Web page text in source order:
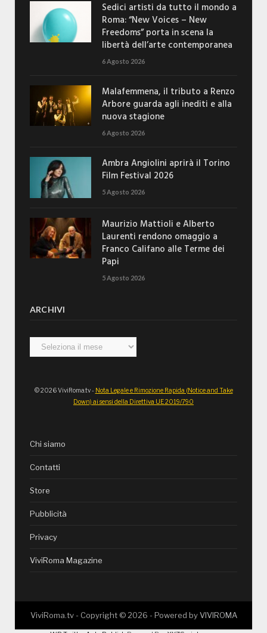
Sedici artisti da tutto il mondo a
Roma: “New Voices – New
Freedoms” porta in scena la
libertà dell’arte contemporanea
6 Agosto 2026
Malafemmena, il tributo a Renzo
Arbore guarda agli inediti e alla
nuova stagione
6 Agosto 2026
Ambra Angiolini aprirà il Torino
Film Festival 2026
5 Agosto 2026
Maurizio Mattioli e Alberto
Laurenti rendono omaggio a
Franco Califano alle Terme dei
Papi
5 Agosto 2026
ARCHIVI
Archivi
© 2026 ViviRoma.tv - Nota Legale e Rimozione Rapida (Notice and Take
Down) ai sensi della Direttiva UE 2019/790
Chi siamo
Contatti
Store
Pubblicità
Privacy
ViviRoma Magazine
ViviRoma.tv - Copyright © 2026 - Powered byVIVIROMA